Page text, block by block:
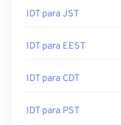
IDT para JST
IDT para EEST
IDT para CDT
IDT para PST